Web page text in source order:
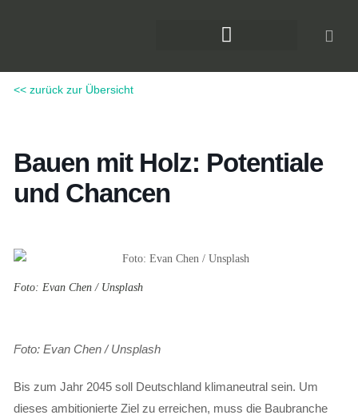
<< zurück zur Übersicht
Bauen mit Holz: Potentiale
und Chancen
Foto: Evan Chen / Unsplash
Foto: Evan Chen / Unsplash
Bis zum Jahr 2045 soll Deutschland klimaneutral sein. Um
dieses ambitionierte Ziel zu erreichen, muss die Baubranche